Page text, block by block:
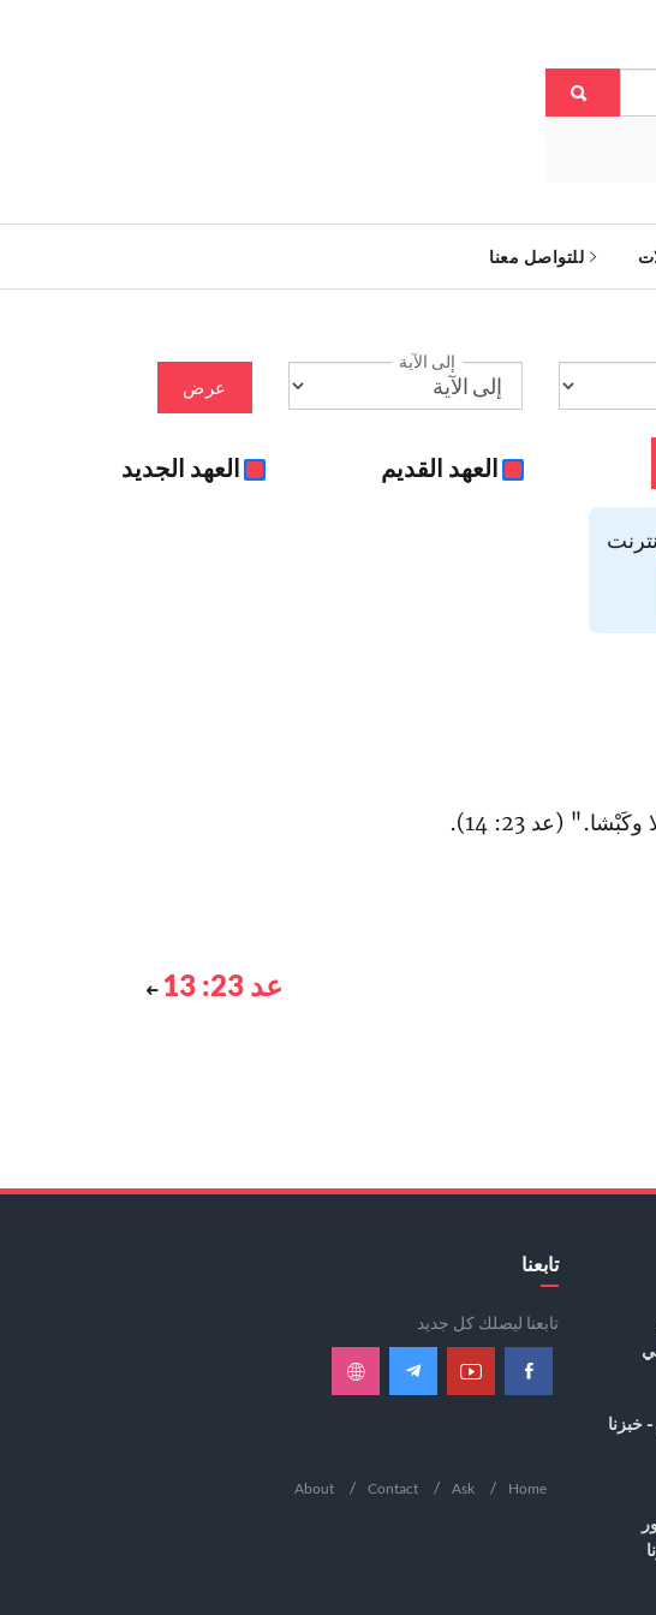
للتواصل معنا
إلى الآية
عرض
العهد القديم العهد الجديد
(عد 23: 14).
عد 23: 13
خبزنا
تابعنا
تابعنا ليصلك كل جديد
Home
Ask
Contact
About